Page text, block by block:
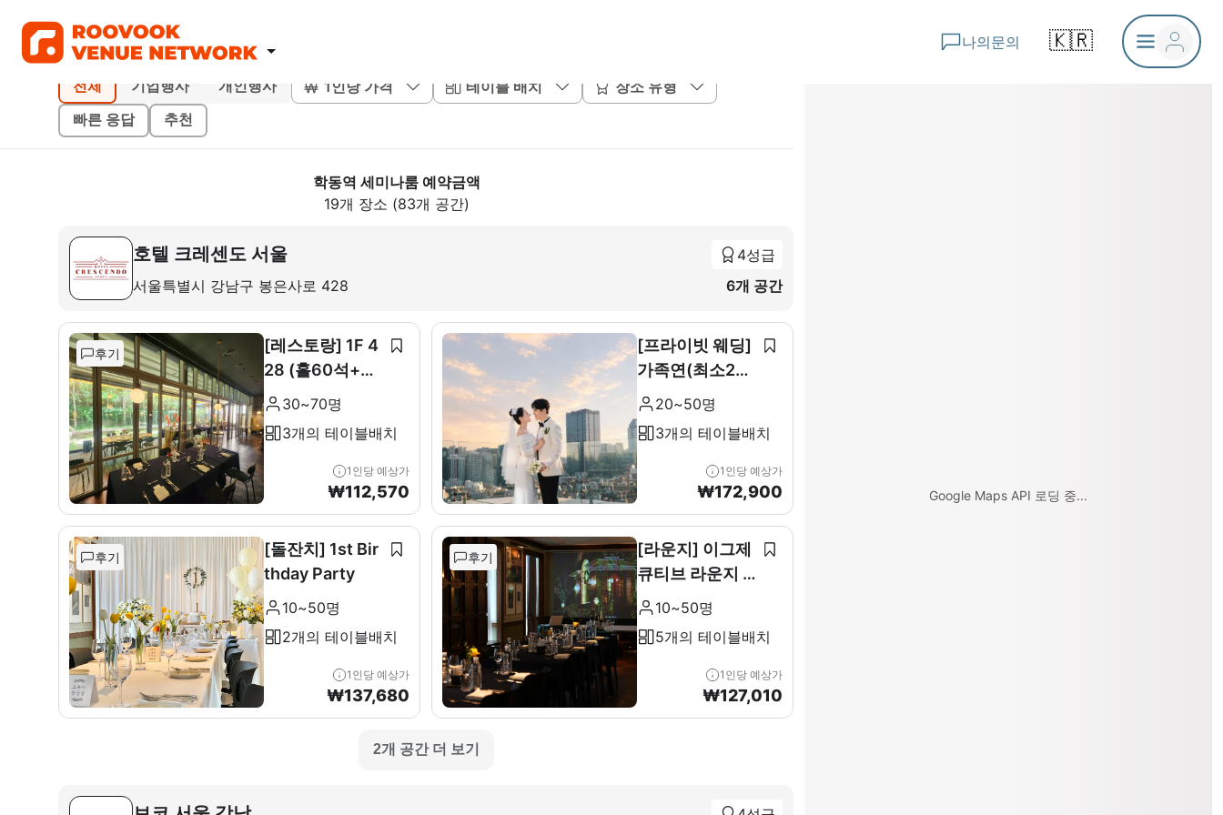
나의문의 🇰🇷
전체 기업행사 개인행사 1인당 가격 테이블 배치 장소 유형
빠른 응답 추천
학동역 세미나룸 예약금액
19개 장소 (83개 공간)
호텔 크레센도 서울
서울특별시 강남구 봉은사로 428
4성급
6개 공간
후기
[레스토랑] 1F 4
28 (홀60석+룸
10석)30~70명
3개의 테이블배치
1인당 예상가
₩112,570
[프라이빗 웨딩]
가족연(최소20~
최대 50인)
20~50명
3개의 테이블배치
1인당 예상가
₩172,900
후기
[돌잔치] 1st Bir
thday Party
10~50명
2개의 테이블배치
1인당 예상가
₩137,680
후기
[라운지] 이그제
큐티브 라운지 &
테라스 전층(11F
10~50명
5개의 테이블배치
1인당 예상가
₩127,010
2개 공간 더 보기
Google Maps API 로딩 중...